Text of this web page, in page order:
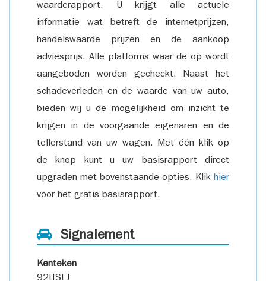
waarderapport. U krijgt alle actuele
informatie wat betreft de internetprijzen,
handelswaarde prijzen en de aankoop
adviesprijs. Alle platforms waar de op wordt
aangeboden worden gecheckt. Naast het
schadeverleden en de waarde van uw auto,
bieden wij u de mogelijkheid om inzicht te
krijgen in de voorgaande eigenaren en de
tellerstand van uw wagen. Met één klik op
de knop kunt u uw basisrapport direct
upgraden met bovenstaande opties. Klik hier
voor het gratis basisrapport.
Signalement
Kenteken
92HSLJ